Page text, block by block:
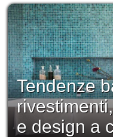
Tendenze
e design a